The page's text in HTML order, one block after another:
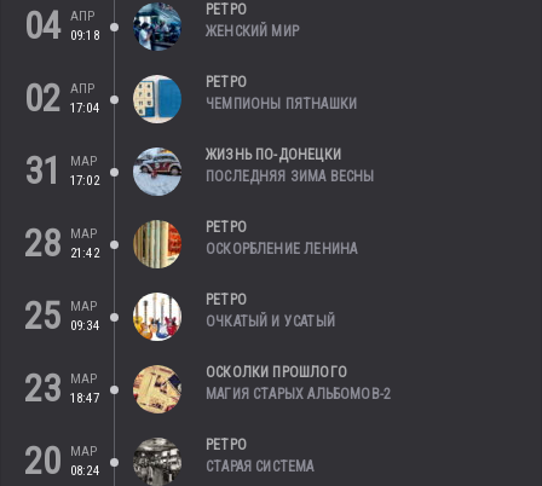
04 АПР
09:18
РЕТРО
ЖЕНСКИЙ МИР
02
АПР
17:04
РЕТРО
ЧЕМПИОНЫ ПЯТНАШКИ
31
МАР
17:02
ЖИЗНЬ ПО-ДОНЕЦКИ
ПОСЛЕДНЯЯ ЗИМА ВЕСНЫ
28
МАР
21:42
РЕТРО
ОСКОРБЛЕНИЕ ЛЕНИНА
25
МАР
09:34
РЕТРО
ОЧКАТЫЙ И УСАТЫЙ
23
МАР
18:47
ОСКОЛКИ ПРОШЛОГО
МАГИЯ СТАРЫХ АЛЬБОМОВ-2
20
МАР
08:24
РЕТРО
СТАРАЯ СИСТЕМА